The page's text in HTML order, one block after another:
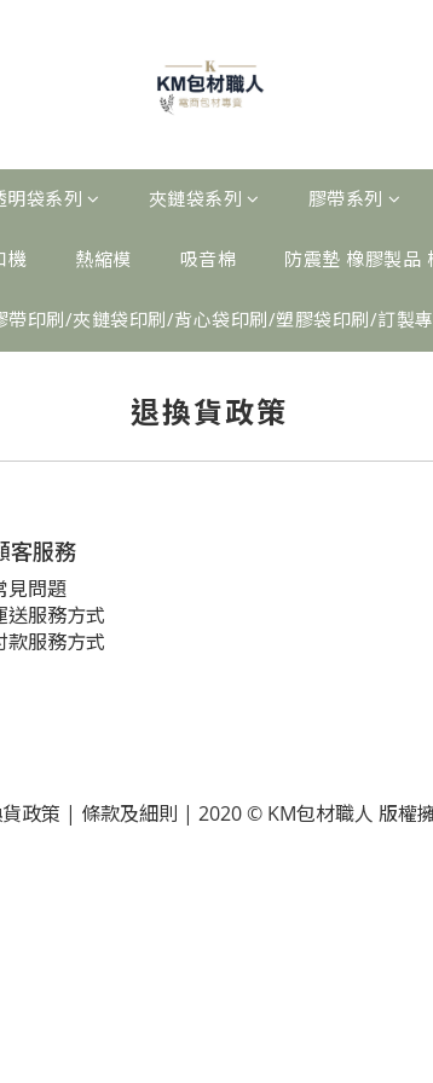
明袋系列 夾鏈袋系列 膠帶系列
機 熱縮模 吸音棉 防震墊 橡膠製品
帶印刷/夾鏈袋印刷/背心袋印刷/塑膠袋印刷/訂製
退換貨政策
客服務
見問題
送服務方式
款服務方式
政策 | 條款及細則 | 2020 © KM包材職人 版權